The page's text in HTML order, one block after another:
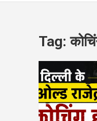
Tag: